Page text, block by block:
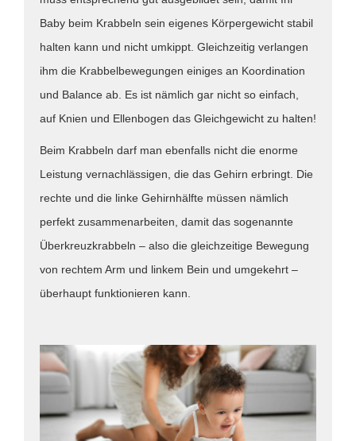
Baby beim Krabbeln sein eigenes Körpergewicht stabil
halten kann und nicht umkippt. Gleichzeitig verlangen
ihm die Krabbelbewegungen einiges an Koordination
und Balance ab. Es ist nämlich gar nicht so einfach,
auf Knien und Ellenbogen das Gleichgewicht zu halten!
Beim Krabbeln darf man ebenfalls nicht die enorme
Leistung vernachlässigen, die das Gehirn erbringt. Die
rechte und die linke Gehirnhälfte müssen nämlich
perfekt zusammenarbeiten, damit das sogenannte
Überkreuzkrabbeln – also die gleichzeitige Bewegung
von rechtem Arm und linkem Bein und umgekehrt –
überhaupt funktionieren kann.